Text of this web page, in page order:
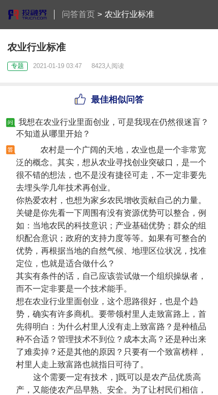
问答首页> 农业行业标准
农业行业标准
专题 2021-01-19 03:47 8423人阅读
最佳相似问答
我想在农业行业里面创业，可是我现在仍然很迷盲？
不知道从哪里开始？
农村是一个广阔的天地，农业也是一个非常宽
泛的概念。其实，想从农业寻找创业突破口，是一个
很不错的想法，也不是没有捷径可走，不一定非要先
去埋头学几年技术再创业。
你热爱农村，也想为家乡农民增收贡献自己的力量。
关键是你先看一下周围有没有资源优势可以整合，例
如：当地农民的科技意识；产业基础优势；群众的组
织配合意识；政府的支持力度等等。如果有可整合的
优势，再根据当地的自然气候、地理区位状况，找准
定位，也就是适合做什么？
其实有条件的话，自己应该尝试做一个组织操纵者，
而不一定非要是一个技术能手。
想在农业行业里面创业，这个思路很好，也是个趋
势，确实有许多商机。要带领村里人走致富路上，首
先得明白：为什么村里人没有走上致富路？是种植品
种不合适？管理技术不到位？成本太高？还是种出来
了难卖掉？还是其他的原因？只要有一个致富榜样，
村里人走上致富路也就指日可待了。
这个需要一定有技术，]既可以是农产品优质高
产，又能使农产品早熟、安全。为了让村民们相信，